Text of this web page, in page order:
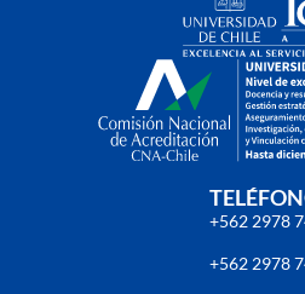
+562 2978
+562 2978